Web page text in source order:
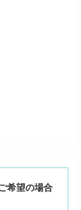
希望の場合